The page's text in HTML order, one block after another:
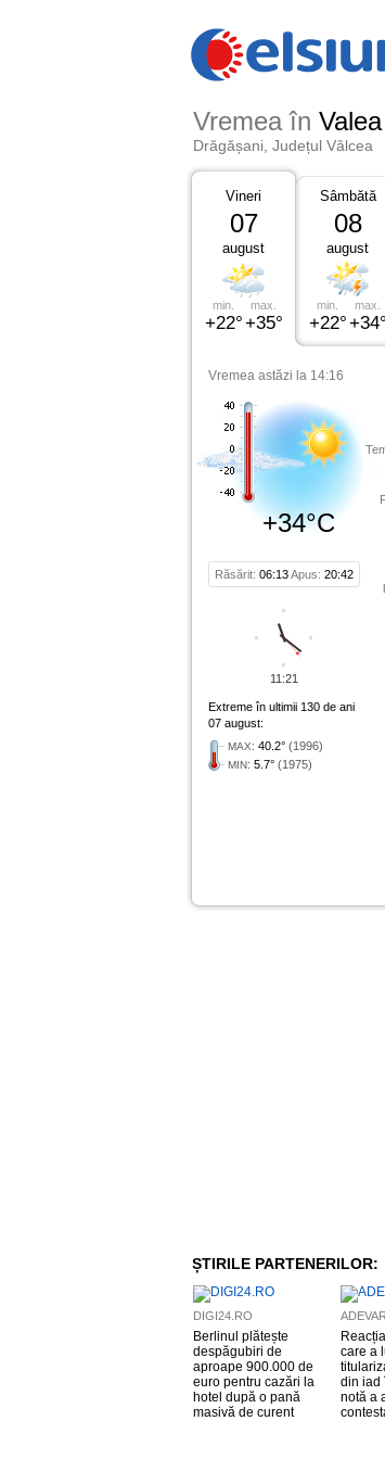
Vremea în
Drăgășani, Județul Vâlcea
Vineri
07
august
min.
+22°
max.
+35°
Sâmbătă
08
august
min.
+22°
max.
+34°
Vremea astăzi la 14:16
+34°C
Răsărit: 06:13Apus: 20:42
Extreme în ultimii 130 de ani
07 august:
MAX: 40.2° (1996)
MIN: 5.7° (1975)
11:21
ȘTIRILE PARTENERILOR:
DIGI24.RO
Berlinul plătește
despăgubiri de
aproape 900.000 de
euro pentru cazări la
hotel după o pană
masivă de curent
care a
din iad
notă a